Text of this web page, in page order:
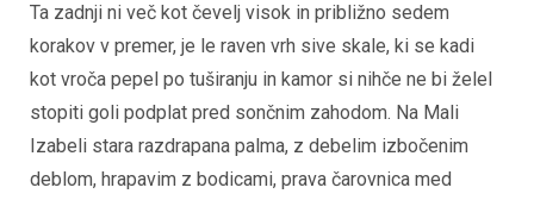
Ta zadnji ni več kot čevelj visok in približno sedem
korakov v premer, je le raven vrh sive skale, ki se kadi
kot vroča pepel po tuširanju in kamor si nihče ne bi želel
stopiti goli podplat pred sončnim zahodom. Na Mali
Izabeli stara razdrapana palma, z debelim izbočenim
deblom, hrapavim z bodicami, prava čarovnica med